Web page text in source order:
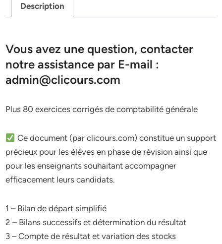
Description
Vous avez une question, contacter
notre assistance par E-mail :
admin@clicours.com
Plus 80 exercices corrigés de comptabilité générale
Ce document (par clicours.com) constitue un support
précieux pour les élèves en phase de révision ainsi que
pour les enseignants souhaitant accompagner
efficacement leurs candidats.
1 – Bilan de départ simplifié
2 – Bilans successifs et détermination du résultat
3 – Compte de résultat et variation des stocks